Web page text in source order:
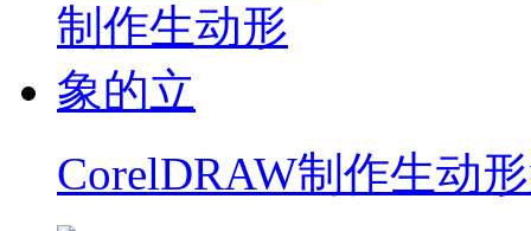
CorelDRAW制作生动